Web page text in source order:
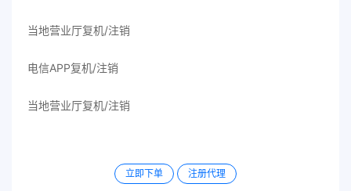
当地营业厅复机/注销
电信APP复机/注销
当地营业厅复机/注销
立即下单 注册代理